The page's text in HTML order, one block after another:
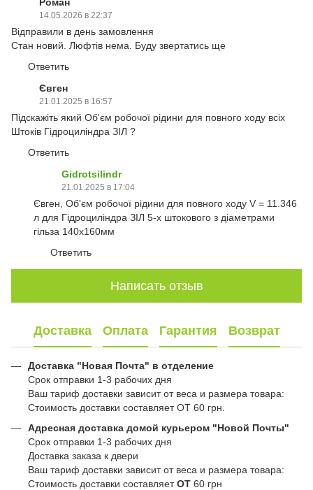
Роман
14.05.2026 в 22:37
Відправили в день замовлення
Стан новий. Люфтів нема. Буду звертатись ще
Ответить
Євген
21.01.2025 в 16:57
Підскажіть який Об'єм робочої рідини для повного ходу всіх
Штоків Гідроциліндра ЗІЛ ?
Ответить
Gidrotsilindr
21.01.2025 в 17:04
Євген, Об'єм робочої рідини для повного ходу V = 11.346
л для Гідроциліндра ЗІЛ 5-х штокового з діаметрами
гільза 140х160мм
Ответить
Написать отзыв
Доставка Оплата Гарантия Возврат
Доставка "Новая Почта" в отделение
Срок отправки 1-3 рабочих дня
Ваш тариф доставки зависит от веса и размера товара:
Стоимость доставки составляет ОТ 60 грн.
Адресная доставка домой курьером "Новой Почты"
Срок отправки 1-3 рабочих дня
Доставка заказа к двери
Ваш тариф доставки зависит от веса и размера товара:
Стоимость доставки составляетОТ 60 грн